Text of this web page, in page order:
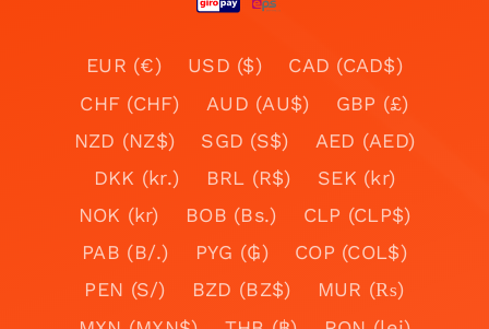
EUR (€) USD ($)
CAD (CAD$)
CHF (CHF)
AUD (AU$)
GBP (£)
NZD (NZ$)
SGD (S$)
AED (AED)
DKK (kr.)
BRL (R$)
SEK (kr)
NOK (kr)
BOB (Bs.)
CLP (CLP$)
PAB (B/.)
PYG (₲)
COP (COL$)
PEN (S/)
BZD (BZ$)
MUR (₨)